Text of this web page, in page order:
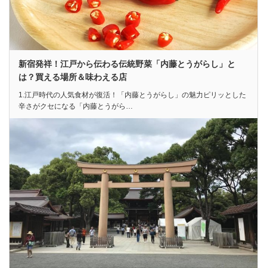
新宿発祥！江戸から伝わる伝統野菜「内藤とうがらし」と
は？買える場所＆味わえる店
1.江戸時代の人気食材が復活！「内藤とうがらし」の魅力ピリッとした
辛さがクセになる「内藤とうがら…